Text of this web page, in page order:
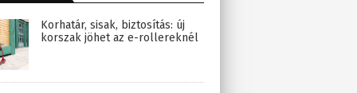
Korhatár, sisak, biztosítás: új
korszak jöhet az e-rollereknél